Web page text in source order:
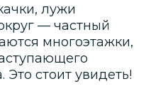
лужи
— частный
многоэтажки,
Это стоит увидеть!